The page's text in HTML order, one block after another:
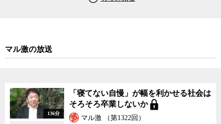
マル激の放送
136分
「寝てない自慢」が幅を利かせる社会は
そろそろ卒業しないか
マル激 （第1322回）